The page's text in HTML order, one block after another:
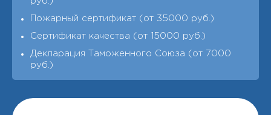
Пожарный сертификат (от 35000 руб.)
Сертификат качества (от 15000 руб.)
Декларация Таможенного Союза (от 7000
руб.)